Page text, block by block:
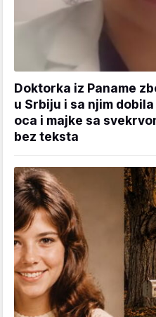
Doktorka iz Paname
u Srbiju i sa njim
oca i majke sa
bez teksta